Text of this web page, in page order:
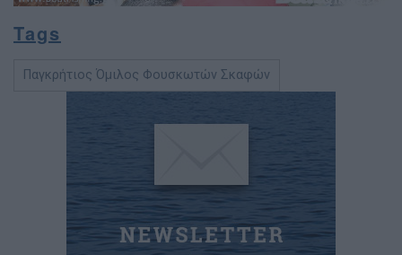
Tags
Παγκρήτιος Όμιλος Φουσκωτών Σκαφών